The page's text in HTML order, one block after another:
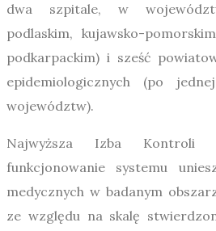
dwa szpitale, w
podlaskim, kujawsko-
podkarpackim) i sześć
epidemiologicznych (po
województw).
Najwyższa Izba Kontroli
funkcjonowanie systemu
medycznych w badanym
ze względu na skalę